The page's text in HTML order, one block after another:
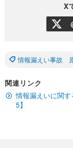
X
情報漏えい事故
関連リンク
情報漏えいに関
5】